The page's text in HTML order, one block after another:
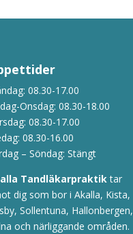
08.30-17.00
Onsdag: 08.30-18.00
08.30-17.00
08.30-16.00
– Söndag: Stängt
Tandläkarpraktiktar
dig som bor i Akalla, Kista,
Sollentuna, Hallonbergen,
och närliggande områden.